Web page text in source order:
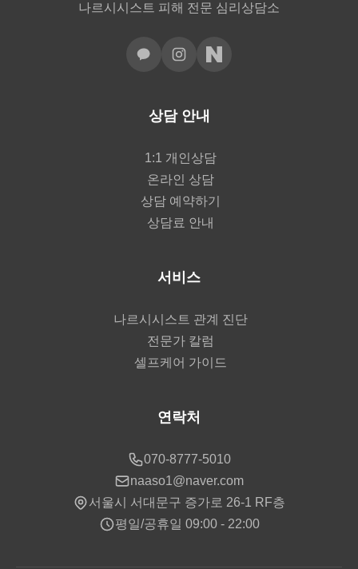
나르시시스트 피해 전문 심리상담소
상담 안내
1:1 개인상담
온라인 상담
상담 예약하기
상담료 안내
서비스
나르시시스트 관계 진단
전문가 칼럼
셀프케어 가이드
연락처
070-8777-5010
naaso1@naver.com
서울시 서대문구 증가로 26-1 RF층
평일/공휴일 09:00 - 22:00